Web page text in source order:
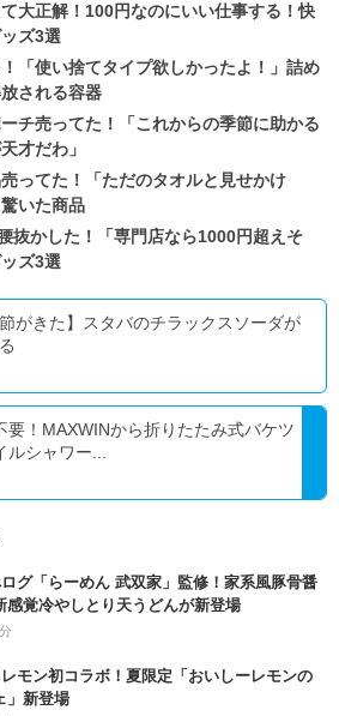
大正解！100円なのにいい仕事する！快
ズ3選
「使い捨てタイプ欲しかったよ！」詰め
される容器
チ売ってた！「これからの季節に助かる
才だわ」
ってた！「ただのタオルと見せかけ
いた商品
抜かした！「専門店なら1000円超えそ
ズ3選
節がきた】スタバのチラックスソーダが
要！MAXWINから折りたたみ式バケツ
シャワー...
グ「らーめん 武双家」監修！家系風豚骨醤
感覚冷やしとり天うどんが新登場
モン初コラボ！夏限定「おいしーレモンの
」新登場